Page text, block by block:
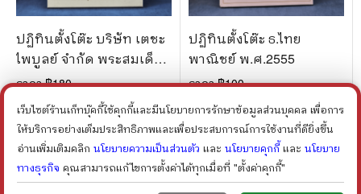
ปฏิทินตั้งโต๊ะ บริษัท เตชะ
ไพบูลย์ จำกัด พระสมเด็จ
พ.ศ.2562
ราคา ฿180
ลด %
shopping_cart
ปฏิทินตั้งโต๊ะ ธ.ไทย
พาณิชย์ พ.ศ.2555
ราคา ฿100
shopping_cart
เว็บไซต์ร้านเก็ทบุ๊คกี้ใช้คุกกี้และมีนโยบายการรักษาข้อมูลส่วนบุคคล เพื่อการ
ให้บริการอย่างเต็มประสิทธิภาพและเพื่อประสบการณ์การใช้งานที่ดียิ่งขึ้น
อ่านเพิ่มเติมคลิก นโยบายความเป็นส่วนตัว และ นโยบายคุกกี้ และ นโยบาย
ทางธุรกิจ คุณสามารถแก้ไขการตั้งค่าได้ทุกเมื่อที่ "ตั้งค่าคุกกี้"